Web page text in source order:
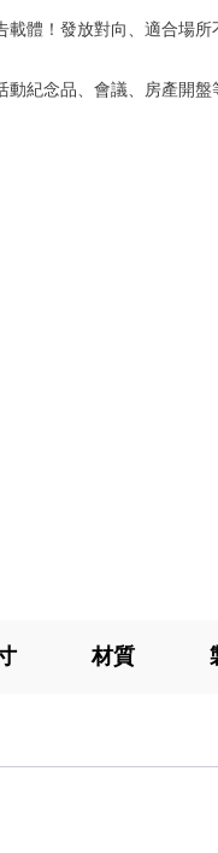
體！發放對向、適合場所
紀念品、會議、房產開盤
材質